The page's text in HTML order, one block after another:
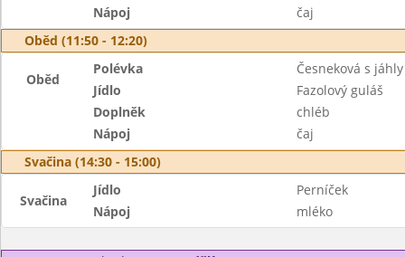
Nápoj
čaj
Oběd (11:50 - 12:20)
Oběd
Polévka
Česneková s jáhly
Jídlo
Fazolový guláš
Doplněk
chléb
Nápoj
čaj
Svačina (14:30 - 15:00)
Svačina
Jídlo
Perníček
Nápoj
mléko